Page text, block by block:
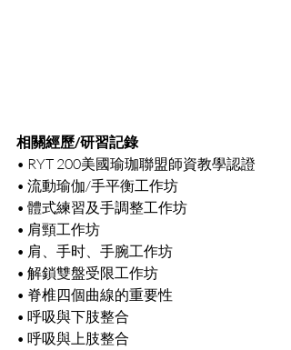
相關經歷/研習記錄
• RYT 200美國瑜珈聯盟師資教學認證
• 流動瑜伽/手平衡工作坊
• 體式練習及手調整工作坊
• 肩頸工作坊
• 肩、手时、手腕工作坊
• 解鎖雙盤受限工作坊
• 脊椎四個曲線的重要性
• 呼吸與下肢整合
• 呼吸與上肢整合